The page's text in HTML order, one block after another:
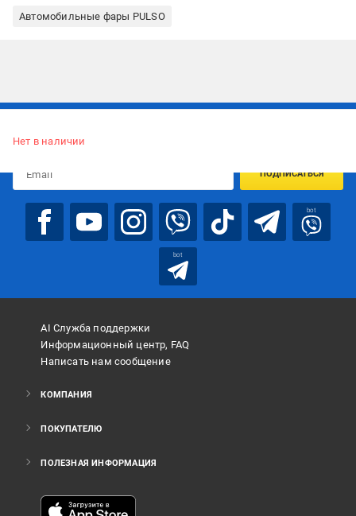
Автомобильные фары PULSO
Нет в наличии
ПОДПИСАТЬСЯ
bot
bot
AI Служба поддержки
Информационный центр, FAQ
Написать нам сообщение
КОМПАНИЯ
ПОКУПАТЕЛЮ
ПОЛЕЗНАЯ ИНФОРМАЦИЯ